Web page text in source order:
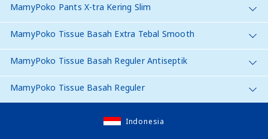
MamyPoko Pants X-tra Kering Slim
MamyPoko Tissue Basah Extra Tebal Smooth
MamyPoko Tissue Basah Reguler Antiseptik
MamyPoko Tissue Basah Reguler
Indonesia